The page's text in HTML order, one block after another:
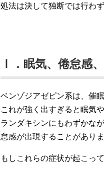
処法は決して独断では行わ
Ⅰ．眠気、倦怠感
ベンゾジアゼピン系は、催
これが強く出すぎると眠気
ランダキシンにもわずかな
怠感が出現することがありま
もしこれらの症状が起こっ